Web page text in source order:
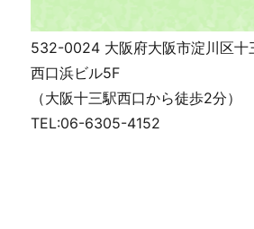
532-0024 大阪府大阪市淀川区十
西口浜ビル5F
（大阪十三駅西口から徒歩2分）
TEL:06-6305-4152